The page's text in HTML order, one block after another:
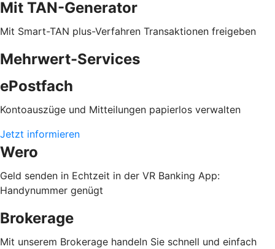
Mit TAN-Generator
Mit Smart-TAN plus-Verfahren Transaktionen freigeben
Mehrwert-Services
ePostfach
Kontoauszüge und Mitteilungen papierlos verwalten
Jetzt informieren
Wero
Geld senden in Echtzeit in der VR Banking App:
Handynummer genügt
Brokerage
Mit unserem Brokerage handeln Sie schnell und einfach